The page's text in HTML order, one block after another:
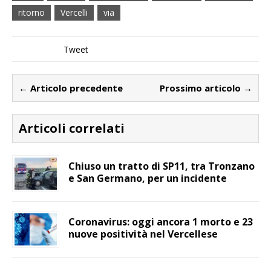
ritorno
Vercelli via
Tweet
← Articolo precedente Prossimo articolo →
Articoli correlati
Chiuso un tratto di SP11, tra Tronzano
e San Germano, per un incidente
Coronavirus: oggi ancora 1 morto e 23
nuove positività nel Vercellese